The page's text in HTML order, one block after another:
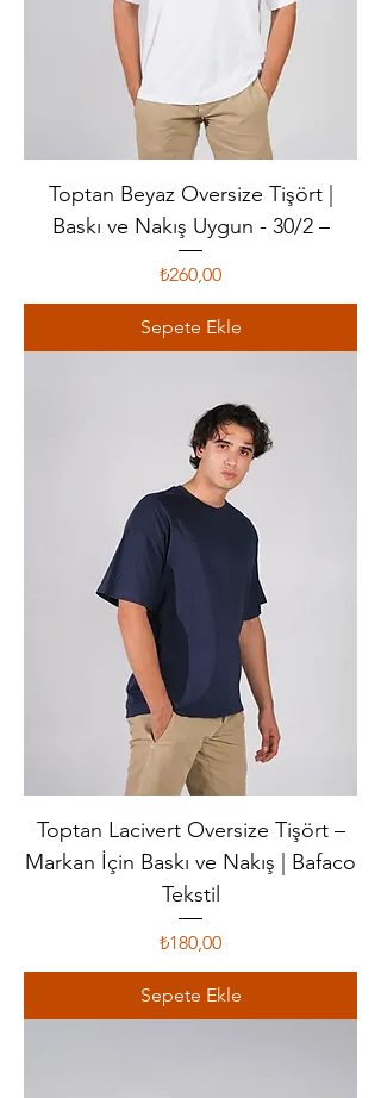
Toptan Beyaz Oversize Tişört |
Baskı ve Nakış Uygun - 30/2 –
Fiyat
₺260,00
Sepete Ekle
Toptan Lacivert Oversize Tişört –
Markan İçin Baskı ve Nakış | Bafaco
Tekstil
Fiyat
₺180,00
Sepete Ekle